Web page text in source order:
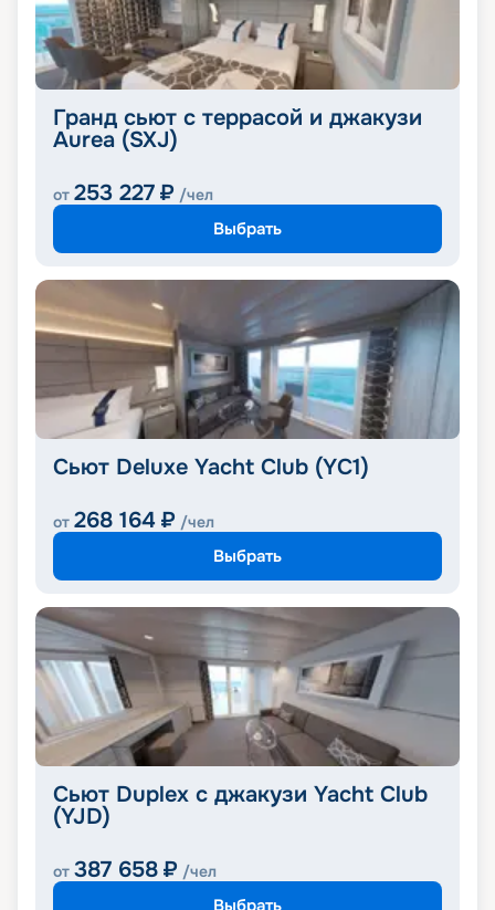
Гранд сьют с террасой и джакузи
Aurea (SXJ)
от 253 227 ₽ /чел
Выбрать
Сьют Deluxe Yacht Club (YC1)
от 268 164 ₽ /чел
Выбрать
Сьют Duplex с джакузи Yacht Club
(YJD)
от 387 658 ₽ /чел
Выбрать